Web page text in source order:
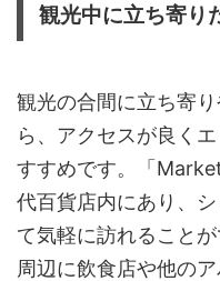
観光中に立ち寄り
観光の合間に立ち寄
ら、アクセスが良く
すすめです。「
代百貨店内にあり、
て気軽に訪れること
周辺に飲食店や他の